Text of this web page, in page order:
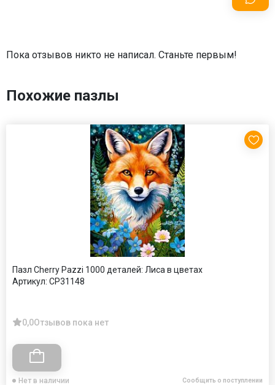
Пока отзывов никто не написал. Станьте первым!
Похожие пазлы
Пазл Cherry Pazzi 1000 деталей: Лиса в цветах
Артикул: CP31148
0,0Отзывов пока нет
Нет в наличии Сообщить о поступлении